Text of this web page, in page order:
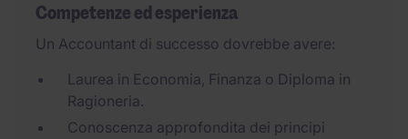
Competenze ed esperienza
Un Accountant di successo dovrebbe avere:
Laurea in Economia, Finanza o Diploma in
Ragioneria.
Conoscenza approfondita dei principi